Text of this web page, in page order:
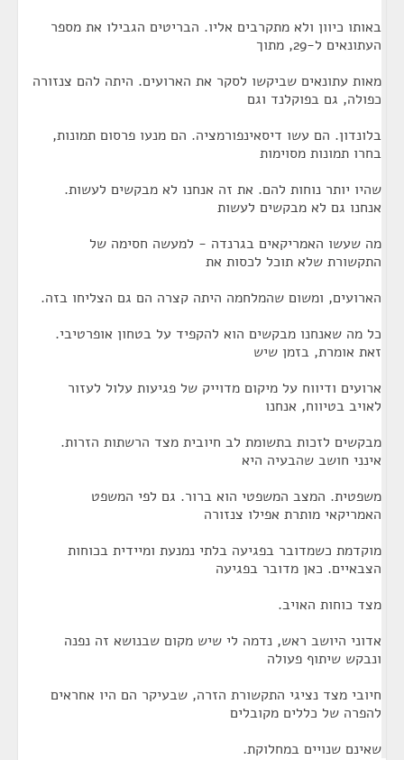
באותו כיוון ולא מתקרבים אליו. הבריטים הגבילו את מספר
העתונאים ל-29, מתוך
מאות עתונאים שביקשו לסקר את הארועים. היתה להם צנזורה
כפולה, גם בפוקלנד וגם
בלונדון. הם עשו דיסאינפורמציה. הם מנעו פרסום תמונות,
בחרו תמונות מסוימות
שהיו יותר נוחות להם. את זה אנחנו לא מבקשים לעשות.
אנחנו גם לא מבקשים לעשות
מה שעשו האמריקאים בגרנדה - למעשה חסימה של
התקשורת שלא תוכל לכסות את
הארועים, ומשום שהמלחמה היתה קצרה הם גם הצליחו בזה.
כל מה שאנחנו מבקשים הוא להקפיד על בטחון אופרטיבי.
זאת אומרת, בזמן שיש
ארועים ודיווח על מיקום מדוייק של פגיעות עלול לעזור
לאויב בטיווח, אנחנו
מבקשים לזכות בתשומת לב חיובית מצד הרשתות הזרות.
אינני חושב שהבעיה היא
משפטית. המצב המשפטי הוא ברור. גם לפי המשפט
האמריקאי מותרת אפילו צנזורה
מוקדמת כשמדובר בפגיעה בלתי נמנעת ומיידית בכוחות
הצבאיים. כאן מדובר בפגיעה
מצד כוחות האויב.
אדוני היושב ראש, נדמה לי שיש מקום שבנושא זה נפנה
ונבקש שיתוף פעולה
חיובי מצד נציגי התקשורת הזרה, שבעיקר הם היו אחראים
להפרה של כללים מקובלים
שאינם שנויים במחלוקת.